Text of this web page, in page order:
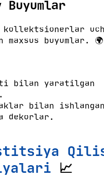
kollektsionerlar
maxsus buyumlar. 🌍
bilan yaratilgan
bilan
dekorlar.
📈